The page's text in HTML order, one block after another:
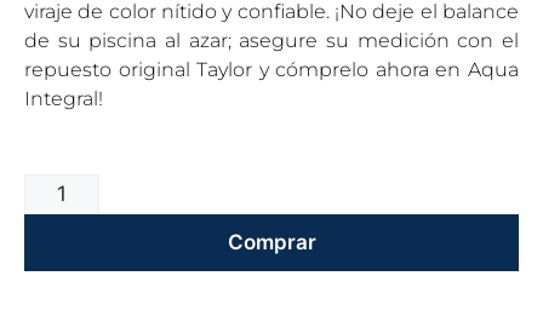
viraje de color nítido y confiable. ¡No deje el balance
de su piscina al azar; asegure su medición con el
repuesto original Taylor y cómprelo ahora en Aqua
Integral!
Comprar